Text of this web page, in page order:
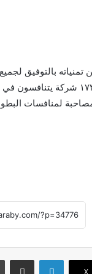
الف رياضي من العاملين في
لمنافسات
X
لينكدإن مشاركة